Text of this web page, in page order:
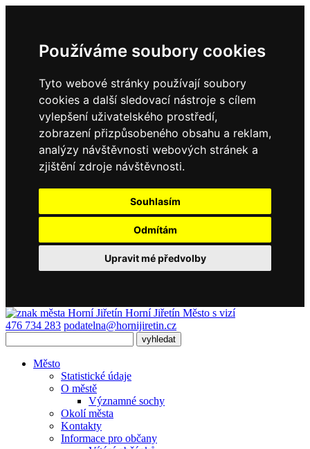
Používáme soubory cookies
Tyto webové stránky používají soubory
cookies a další sledovací nástroje s cílem
vylepšení uživatelského prostředí,
zobrazení přizpůsobeného obsahu a reklam,
analýzy návštěvnosti webových stránek a
zjištění zdroje návštěvnosti.
Souhlasím
Odmítám
Upravit mé předvolby
Horní Jiřetín Město s vizí
476 734 283 podatelna@hornijiretin.cz
Město
Statistické údaje
O městě
Významné sochy
Okolí města
Kontakty
Informace pro občany